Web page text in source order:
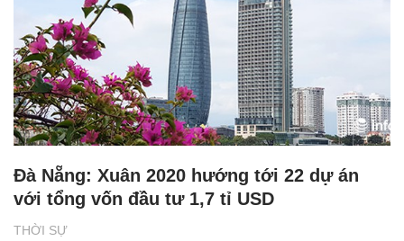
THỜI SỰ
Đà Nẵng: Xuân 2020 hướng tới 22 dự án
với tổng vốn đầu tư 1,7 tỉ USD